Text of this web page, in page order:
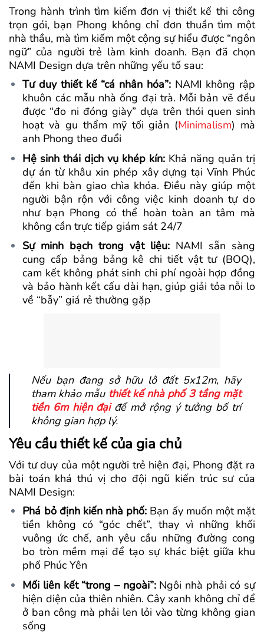
Trong hành trình tìm kiếm đơn vị thiết kế thi công
trọn gói, bạn Phong không chỉ đơn thuần tìm một
nhà thầu, mà tìm kiếm một cộng sự hiểu được “ngôn
ngữ” của người trẻ làm kinh doanh. Bạn đã chọn
NAMI Design dựa trên những yếu tố sau:
Tư duy thiết kế “cá nhân hóa”:NAMI không rập
khuôn các mẫu nhà ống đại trà. Mỗi bản vẽ đều
được “đo ni đóng giày” dựa trên thói quen sinh
hoạt và gu thẩm mỹ tối giản (Minimalism) mà
anh Phong theo đuổi
Hệ sinh thái dịch vụ khép kín: Khả năng quản trị
dự án từ khâu xin phép xây dựng tại Vĩnh Phúc
đến khi bàn giao chìa khóa. Điều này giúp một
người bận rộn với công việc kinh doanh tự do
như bạn Phong có thể hoàn toàn an tâm mà
không cần trực tiếp giám sát 24/7
Sự minh bạch trong vật liệu: NAMI sẵn sàng
cung cấp bảng bảng kê chi tiết vật tư (BOQ),
cam kết không phát sinh chi phí ngoài hợp đồng
và bảo hành kết cấu dài hạn, giúp giải tỏa nỗi lo
về “bẫy” giá rẻ thường gặp
Nếu bạn đang sở hữu lô đất 5x12m, hãy
tham khảo mẫu thiết kế nhà phố 3 tầng mặt
tiền 6m hiện đạiđể mở rộng ý tưởng bố trí
không gian hợp lý.
Yêu cầu thiết kế của gia chủ
Với tư duy của một người trẻ hiện đại, Phong đặt ra
bài toán khá thú vị cho đội ngũ kiến trúc sư của
NAMI Design:
Phá bỏ định kiến nhà phố: Bạn ấy muốn một mặt
tiền không có “góc chết”, thay vì những khối
vuông ức chế, anh yêu cầu những đường cong
bo tròn mềm mại để tạo sự khác biệt giữa khu
phố Phúc Yên
Mối liên kết “trong – ngoài”:Ngôi nhà phải có sự
hiện diện của thiên nhiên. Cây xanh không chỉ để
ở ban công mà phải len lỏi vào từng không gian
sống